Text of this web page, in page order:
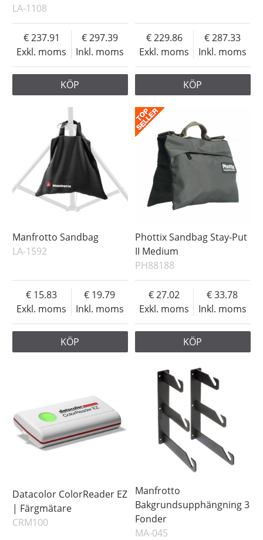
LA-1108
Exkl. moms
237.91
Inkl. moms
297.39
KÖP
Exkl. moms
229.86
Inkl. moms
287.33
KÖP
Manfrotto Sandbag
LA-1592
Exkl. moms
15.83
Inkl. moms
19.79
KÖP
Phottix Sandbag Stay-Put
II Medium
PH88188
Exkl. moms
27.02
Inkl. moms
33.78
KÖP
Datacolor ColorReader EZ
| Färgmätare
CRM100
Manfrotto
Bakgrundsupphängning 3
Fonder
MA-045